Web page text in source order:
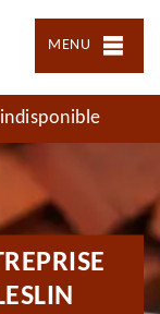
MENU
indisponible